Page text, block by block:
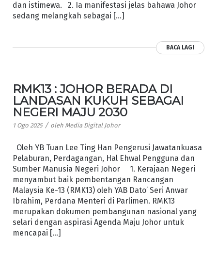
dan istimewa. 2. Ia manifestasi jelas bahawa Johor
sedang melangkah sebagai […]
BACA LAGI
RMK13 : JOHOR BERADA DI
LANDASAN KUKUH SEBAGAI
NEGERI MAJU 2030
1 Ogo 2025 / oleh Media Digital Johor
Oleh YB Tuan Lee Ting Han Pengerusi Jawatankuasa
Pelaburan, Perdagangan, Hal Ehwal Pengguna dan
Sumber Manusia Negeri Johor 1. Kerajaan Negeri
menyambut baik pembentangan Rancangan
Malaysia Ke-13 (RMK13) oleh YAB Dato’ Seri Anwar
Ibrahim, Perdana Menteri di Parlimen. RMK13
merupakan dokumen pembangunan nasional yang
selari dengan aspirasi Agenda Maju Johor untuk
mencapai […]